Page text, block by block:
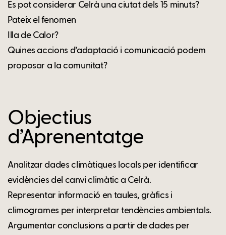
Es pot considerar Celrà una ciutat dels 15 minuts?
Pateix el fenomen
Illa de Calor?
Quines accions d’adaptació i comunicació podem
proposar a la comunitat?
Objectius
d’Aprenentatge
Analitzar dades climàtiques locals per identificar
evidències del canvi climàtic a Celrà.
Representar informació en taules, gràfics i
climogrames per interpretar tendències ambientals.
Argumentar conclusions a partir de dades per